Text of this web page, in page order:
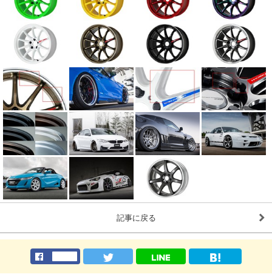
記事に戻る